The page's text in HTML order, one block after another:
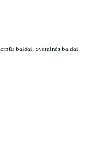
baldai Svetainės baldai